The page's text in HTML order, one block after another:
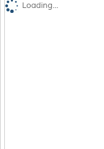
Loading...